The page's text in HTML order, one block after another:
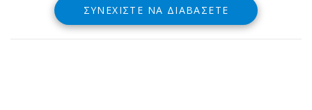
ΣΥΝΕΧΊΣΤΕ ΝΑ ΔΙΑΒΆΣΕΤΕ